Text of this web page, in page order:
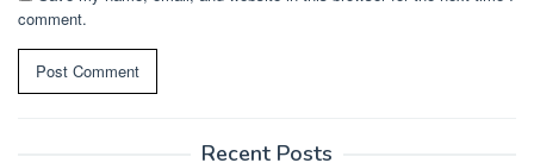
comment.
Recent Posts